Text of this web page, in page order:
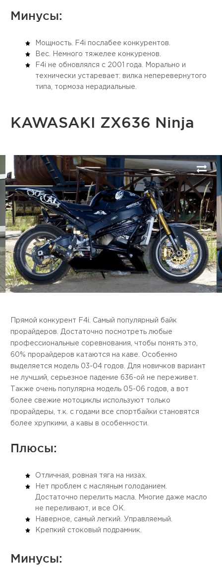
Минусы:
Мощность. F4i послабее конкурентов.
Вес. Немного тяжелее конкуренов.
F4i не обновлялся с 2001 года. Морально и
технически устаревает: вилка неперевернутого
типа, тормоза нерадиальные.
KAWASAKI ZX636 Ninja
Next
Прямой конкурент F4i. Самый популярный байк
прорайдеров. Достаточно посмотреть любые
профессиональные соревнования, чтобы понять это,
60% прорайдеров катаются на каве. Особенно
выделяется модель 03-04 годов. Для новичков вариант
не лучший, серьезное падение 636-ой не переживет.
Также очень популярна модель 05-06 годов, а вот
более свежие мотоциклы используют только
прорайдеры, т.к. с годами все спортбайки становятся
более хрупкими, а кавы в особенности.
Плюсы:
Отличная, ровная тяга на низах.
Нет проблем с масляным голоданием.
Достаточно перелить масла. Многие даже масло
не переливают, и все ОК.
Наверное, самый легкий. Управляемый.
Крепкий стоковый подрамник.
Минусы: